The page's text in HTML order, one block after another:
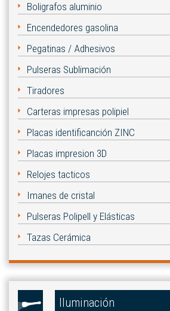
Boligrafos aluminio
Encendedores gasolina
Pegatinas / Adhesivos
Pulseras Sublimación
Tiradores
Carteras impresas polipiel
Placas identificanción ZINC
Placas impresion 3D
Relojes tacticos
Imanes de cristal
Pulseras Polipell y Elásticas
Tazas Cerámica
Iluminación